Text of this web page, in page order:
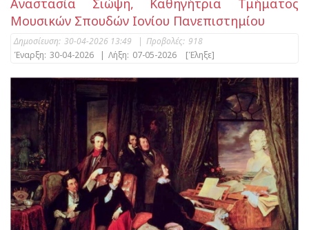
Αναστασία Σιώψη, Καθηγήτρια Τμήματος
Μουσικών Σπουδών Ιονίου Πανεπιστημίου
Δημοσίευση: 30-04-2026 13:49 | Προβολές: 918
Έναρξη: 30-04-2026 | Λήξη: 07-05-2026 [Έληξε]